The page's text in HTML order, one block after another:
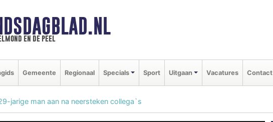
en de peel
Gemeente Regionaal Specials Sport Uitgaan Vacatures Contact
jarige man aan na neersteken collega`s